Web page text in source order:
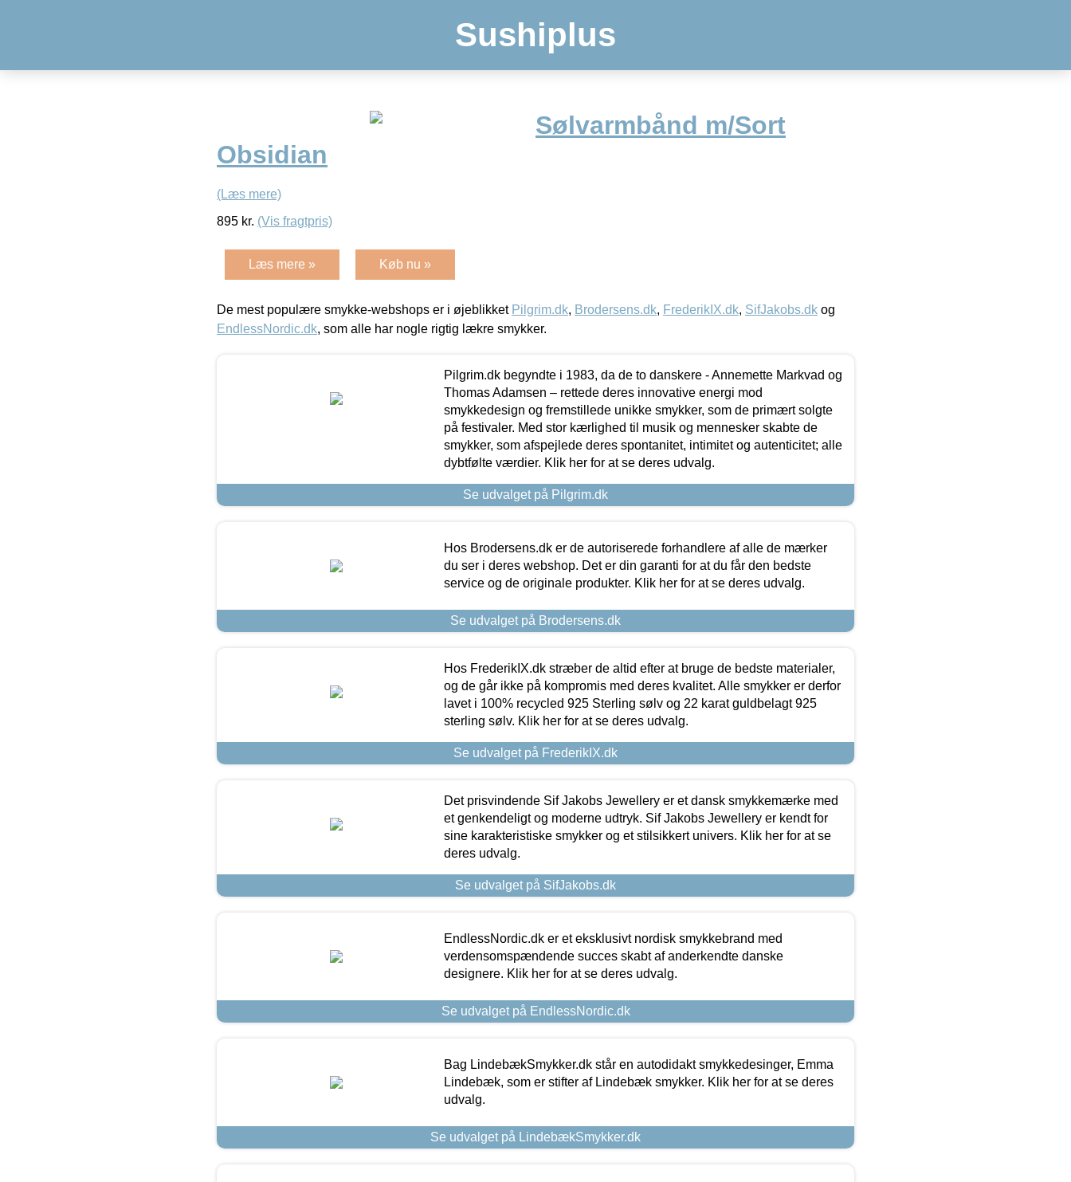
Sushiplus
Sølvarmbånd m/Sort
Obsidian
(Læs mere)
895 kr. (Vis fragtpris)
Læs mere » Køb nu »
De mest populære smykke-webshops er i øjeblikket Pilgrim.dk, Brodersens.dk, FrederikIX.dk, SifJakobs.dk og
EndlessNordic.dk, som alle har nogle rigtig lækre smykker.
Pilgrim.dk begyndte i 1983, da de to danskere - Annemette Markvad og
Thomas Adamsen – rettede deres innovative energi mod
smykkedesign og fremstillede unikke smykker, som de primært solgte
på festivaler. Med stor kærlighed til musik og mennesker skabte de
smykker, som afspejlede deres spontanitet, intimitet og autenticitet; alle
dybtfølte værdier. Klik her for at se deres udvalg.
Se udvalget på Pilgrim.dk
Hos Brodersens.dk er de autoriserede forhandlere af alle de mærker
du ser i deres webshop. Det er din garanti for at du får den bedste
service og de originale produkter. Klik her for at se deres udvalg.
Se udvalget på Brodersens.dk
Hos FrederikIX.dk stræber de altid efter at bruge de bedste materialer,
og de går ikke på kompromis med deres kvalitet. Alle smykker er derfor
lavet i 100% recycled 925 Sterling sølv og 22 karat guldbelagt 925
sterling sølv. Klik her for at se deres udvalg.
Se udvalget på FrederikIX.dk
Det prisvindende Sif Jakobs Jewellery er et dansk smykkemærke med
et genkendeligt og moderne udtryk. Sif Jakobs Jewellery er kendt for
sine karakteristiske smykker og et stilsikkert univers. Klik her for at se
deres udvalg.
Se udvalget på SifJakobs.dk
EndlessNordic.dk er et eksklusivt nordisk smykkebrand med
verdensomspændende succes skabt af anderkendte danske
designere. Klik her for at se deres udvalg.
Se udvalget på EndlessNordic.dk
Bag LindebækSmykker.dk står en autodidakt smykkedesinger, Emma
Lindebæk, som er stifter af Lindebæk smykker. Klik her for at se deres
udvalg.
Se udvalget på LindebækSmykker.dk